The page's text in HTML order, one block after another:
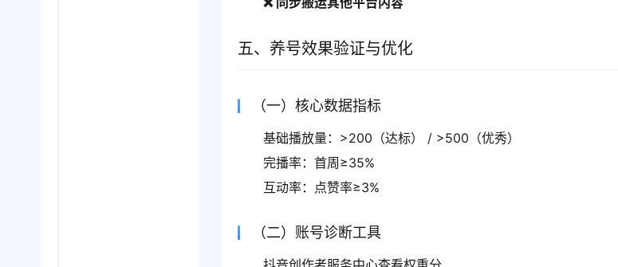
五、养号效果验证与优化
（一）核心数据指标
基础播放量：>200（达标） / >500（优秀）
完播率：首周≥35%
互动率：点赞率≥3%
（二）账号诊断工具